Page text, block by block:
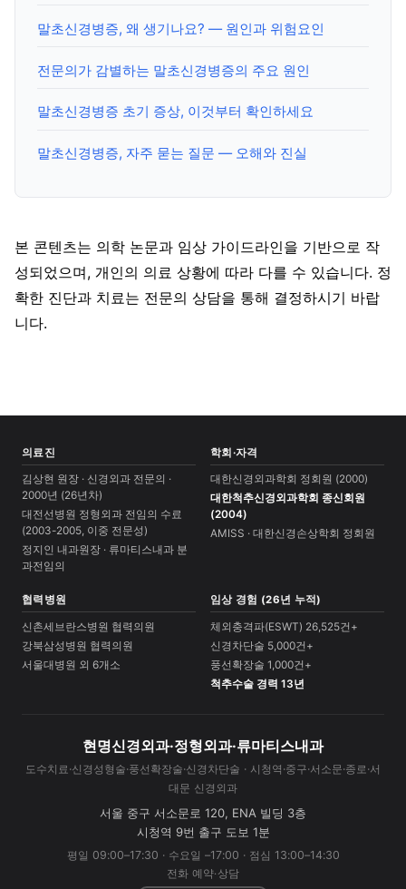
말초신경병증, 왜 생기나요? — 원인과 위험요인
전문의가 감별하는 말초신경병증의 주요 원인
말초신경병증 초기 증상, 이것부터 확인하세요
말초신경병증, 자주 묻는 질문 — 오해와 진실
본 콘텐츠는 의학 논문과 임상 가이드라인을 기반으로 작
성되었으며, 개인의 의료 상황에 따라 다를 수 있습니다. 정
확한 진단과 치료는 전문의 상담을 통해 결정하시기 바랍
니다.
의료진
김상현 원장 · 신경외과 전문의 ·
2000년 (26년차)
대전선병원 정형외과 전임의 수료
(2003-2005, 이중 전문성)
정지인 내과원장 · 류마티스내과 분
과전임의
학회·자격
대한신경외과학회 정회원 (2000)
대한척추신경외과학회 종신회원
(2004)
AMISS · 대한신경손상학회 정회원
협력병원
신촌세브란스병원 협력의원
강북삼성병원 협력의원
서울대병원 외 6개소
임상 경험 (26년 누적)
체외충격파(ESWT) 26,525건+
신경차단술 5,000건+
풍선확장술 1,000건+
척추수술 경력 13년
현명신경외과·정형외과·류마티스내과
도수치료·신경성형술·풍선확장술·신경차단술 · 시청역·중구·서소문·종로·서
대문 신경외과
서울 중구 서소문로 120, ENA 빌딩 3층
시청역 9번 출구 도보 1분
평일 09:00–17:30 · 수요일 –17:00 · 점심 13:00–14:30
전화 예약·상담